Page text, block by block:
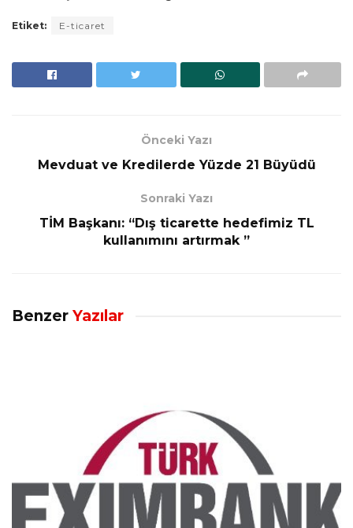
Etiket: E-ticaret
Önceki Yazı
Mevduat ve Kredilerde Yüzde 21 Büyüdü
Sonraki Yazı
TİM Başkanı: “Dış ticarette hedefimiz TL
kullanımını artırmak ”
Benzer Yazılar